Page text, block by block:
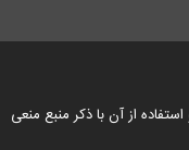
از آن با ذکر منبع منعی